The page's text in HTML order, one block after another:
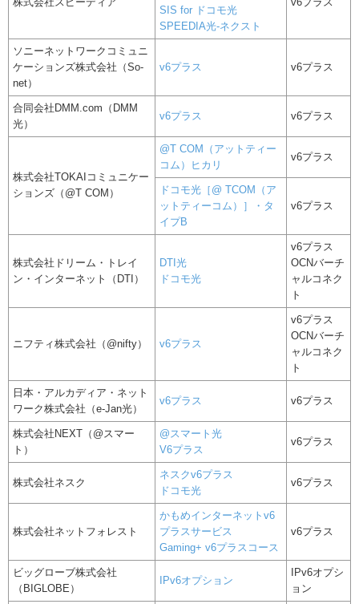
SIS for ドコモ光
SPEEDIA光-ネクスト
ソニーネットワークコミュニ
ケーションズ株式会社（So-
net）
v6プラス v6プラス
合同会社DMM.com（DMM
光）
v6プラス v6プラス
株式会社TOKAIコミュニケー
ションズ（@T COM）
@T COM（アットティー
コム）ヒカリ
v6プラス
ドコモ光［@ TCOM（ア
ットティーコム）］・タ
イプB
v6プラス
株式会社ドリーム・トレイ
ン・インターネット（DTI）
DTI光
ドコモ光
v6プラス
OCNバーチ
ャルコネク
ト
ニフティ株式会社（@nifty） v6プラス
v6プラス
OCNバーチ
ャルコネク
ト
日本・アルカディア・ネット
ワーク株式会社（e-Jan光）
v6プラス v6プラス
株式会社NEXT（@スマー
ト）
@スマート光
V6プラス
v6プラス
株式会社ネスク
ネスクv6プラス
ドコモ光
v6プラス
株式会社ネットフォレスト
かもめインターネットv6
プラスサービス
Gaming+ v6プラスコース
v6プラス
ビッグローブ株式会社
（BIGLOBE）
IPv6オプション
IPv6オプシ
ョン